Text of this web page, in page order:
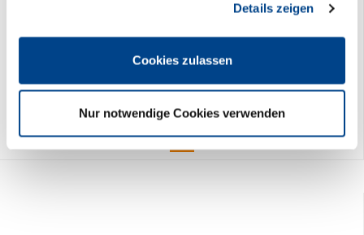
Cookies, wenn Sie unsere Webseite weiterhin nutzen.
Details zeigen
Cookies zulassen
Nur notwendige Cookies verwenden
DEHOGA Praxis-Leitfaden Honig, Marmelade Fruchtsäfte & Co.
24,90 €
Preis DEHOGA-Mitglieder: